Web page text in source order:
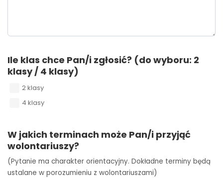
Ile klas chce Pan/i zgłosić? (do wyboru: 2
klasy / 4 klasy)
2 klasy
4 klasy
W jakich terminach może Pan/i przyjąć
wolontariuszy?
(Pytanie ma charakter orientacyjny. Dokładne terminy będą
ustalane w porozumieniu z wolontariuszami)